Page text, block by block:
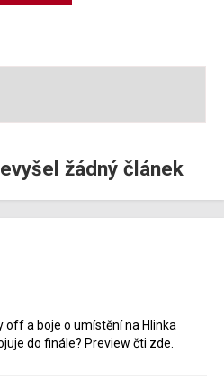
žádný článek
off a boje o umístění na Hlinka
do finále? Preview čti zde.